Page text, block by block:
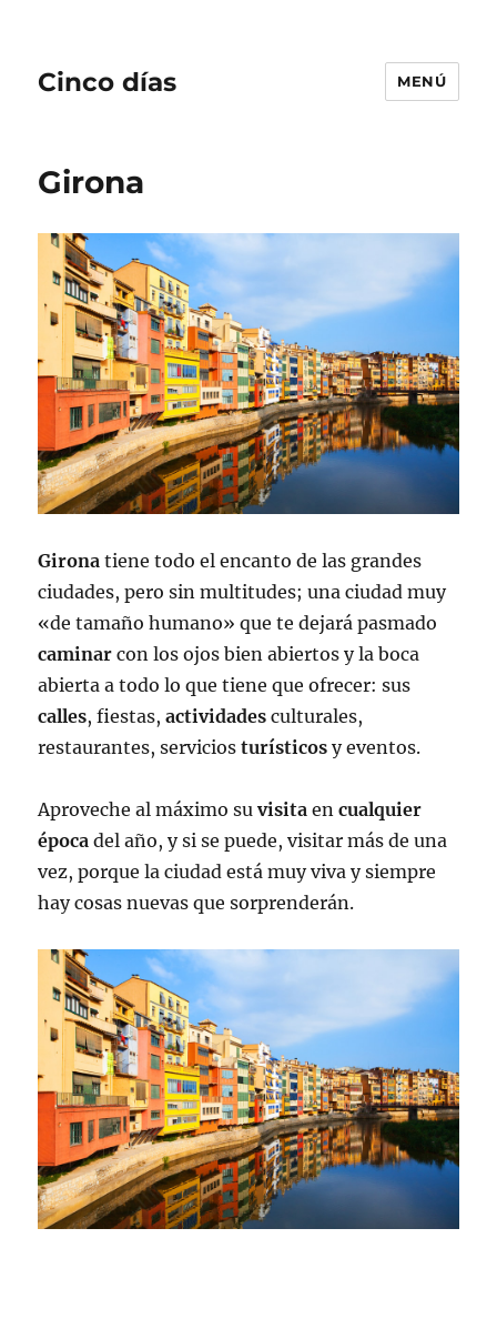
Cinco días MENÚ
Girona
Gironatiene todo el encanto de las grandes
ciudades, pero sin multitudes; una ciudad muy
«de tamaño humano» que te dejará pasmado
caminar con los ojos bien abiertos y la boca
abierta a todo lo que tiene que ofrecer: sus
calles, fiestas,actividades culturales,
restaurantes, serviciosturísticos y eventos.
Aproveche al máximo suvisita encualquier
época del año, y si se puede, visitar más de una
vez, porque la ciudad está muy viva y siempre
hay cosas nuevas que sorprenderán.